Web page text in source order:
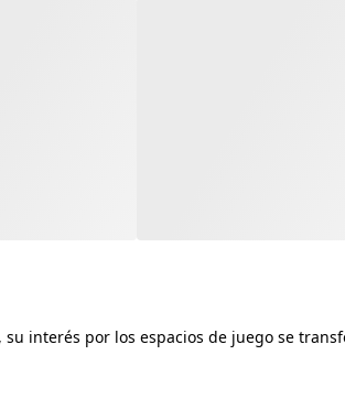
interés por los espacios de juego se